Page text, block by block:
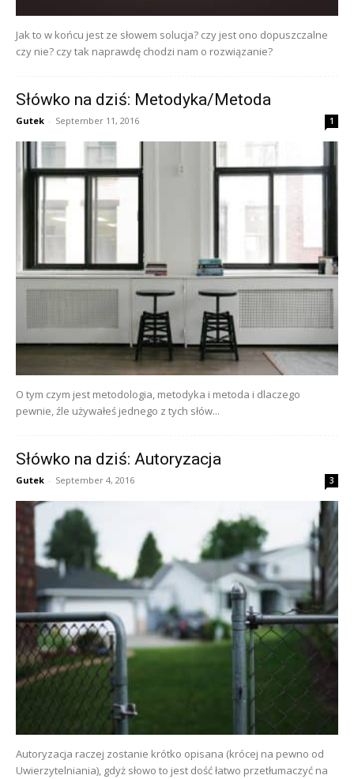
Jak to w końcu jest ze słowem solucja? czy jest ono dopuszczalne
czy nie? czy tak naprawdę chodzi nam o rozwiązanie?
Słówko na dziś: Metodyka/Metoda
Gutek - September 11, 2016 1
O tym czym jest metodologia, metodyka i metoda i dlaczego
pewnie, źle używałeś jednego z tych słów...
Słówko na dziś: Autoryzacja
Gutek - September 4, 2016 3
Autoryzacja raczej zostanie krótko opisana (krócej na pewno od
Uwierzytelniania), gdyż słowo to jest dość łatwo przetłumaczyć na